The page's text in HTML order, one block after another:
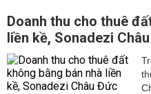
Doanh thu cho thuê
liền kề, Sonadezi